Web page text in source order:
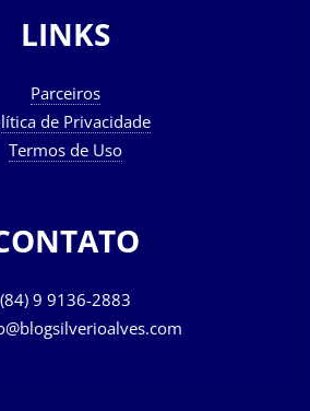
LINKS
Parceiros
de Privacidade
Termos de Uso
(84) 9 9136-2883